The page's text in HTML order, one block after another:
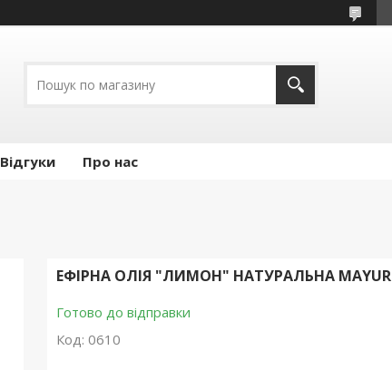
Відгуки Про нас
ЕФІРНА ОЛІЯ "ЛИМОН" НАТУРАЛЬНА MAYUR
Готово до відправки
Код: 0610